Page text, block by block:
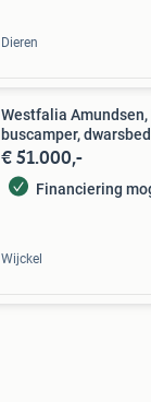
Dieren
Westfalia
buscamper, dwarsbed
€ 51.000,-
Financiering
Wijckel